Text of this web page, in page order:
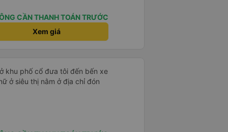
CẦN THANH TOÁN TRƯỚC
Xem giá
khu phố cổ đưa tôi đến bến xe
ở siêu thị nằm ở địa chỉ đón